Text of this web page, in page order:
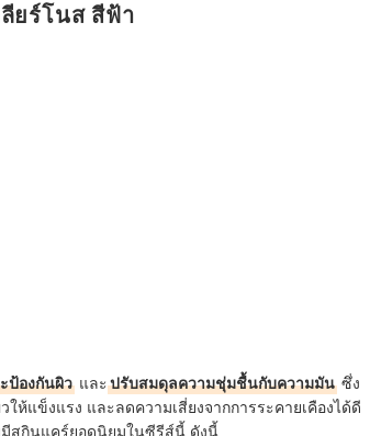
ยร์โนส สีฟ้า
ป้องกันผิว และปรับสมดุลความชุ่มชื้นกับความมัน ซึ่ง
ห้แข็งแรง และลดความเสี่ยงจากการระคายเคืองได้ดี
มีสกินแคร์ยอดนิยมในซีรีส์นี้ ดังนี้